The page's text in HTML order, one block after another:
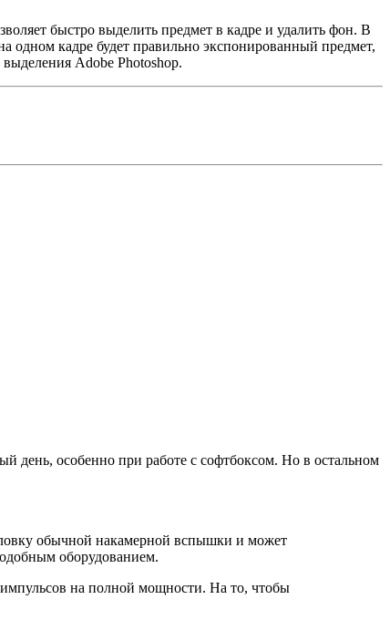
быстро выделить предмет в кадре и удалить фон. В
одном кадре будет правильно экспонированный предмет,
Adobe Photoshop.
день, особенно при работе с софтбоксом. Но в остальном
обычной накамерной вспышки и может
оборудованием.
на полной мощности. На то, чтобы